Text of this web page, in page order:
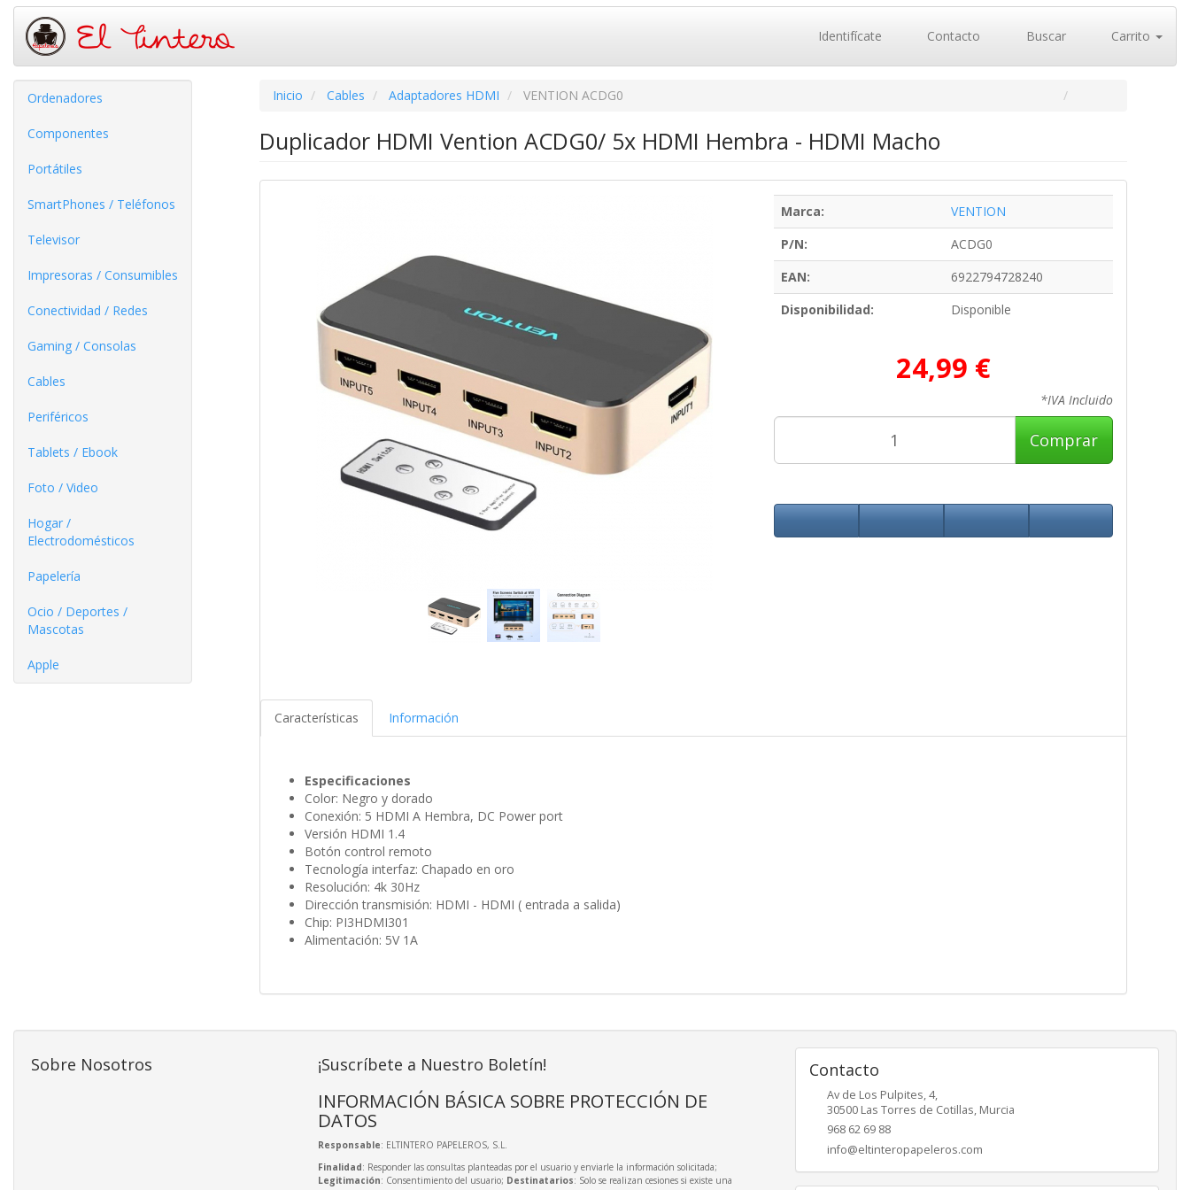
Identifícate Contacto Buscar Carrito
Ordenadores
Componentes
Portátiles
SmartPhones / Teléfonos
Televisor
Impresoras / Consumibles
Conectividad / Redes
Gaming / Consolas
Cables
Periféricos
Tablets / Ebook
Foto / Video
Hogar /
Electrodomésticos
Papelería
Ocio / Deportes /
Mascotas
Apple
Inicio Cables Adaptadores HDMI VENTION ACDG0
Duplicador HDMI Vention ACDG0/ 5x HDMI Hembra - HDMI Macho
Marca:
VENTION
P/N:
ACDG0
EAN:
6922794728240
Disponibilidad:
Disponible
24,99 €
*IVA Incluido
Comprar
Características Información
Especificaciones
Color: Negro y dorado
Conexión: 5 HDMI A Hembra, DC Power port
Versión HDMI 1.4
Botón control remoto
Tecnología interfaz: Chapado en oro
Resolución: 4k 30Hz
Dirección transmisión: HDMI - HDMI ( entrada a salida)
Chip: PI3HDMI301
Alimentación: 5V 1A
Sobre Nosotros ¡Suscríbete a Nuestro Boletín!
INFORMACIÓN BÁSICA SOBRE PROTECCIÓN DE
DATOS
Responsable: ELTINTERO PAPELEROS, S.L.
Finalidad: Responder las consultas planteadas por el usuario y enviarle la información solicitada;
Legitimación: Consentimiento del usuario; Destinatarios: Solo se realizan cesiones si existe una
Contacto
Av de Los Pulpites, 4,
30500 Las Torres de Cotillas, Murcia
968 62 69 88
info@eltinteropapeleros.com